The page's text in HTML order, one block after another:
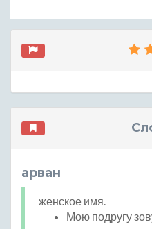
арван
женское имя.
Мою подругу